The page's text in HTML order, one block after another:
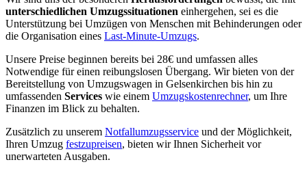
unterschiedlichen Umzugssituationen einhergehen, sei es die
Unterstützung bei Umzügen von Menschen mit Behinderungen oder
die Organisation eines Last-Minute-Umzugs.
Unsere Preise beginnen bereits bei 28€ und umfassen alles
Notwendige für einen reibungslosen Übergang. Wir bieten von der
Bereitstellung von Umzugswagen in Gelsenkirchen bis hin zu
umfassenden Services wie einem Umzugskostenrechner, um Ihre
Finanzen im Blick zu behalten.
Zusätzlich zu unserem Notfallumzugsservice und der Möglichkeit,
Ihren Umzug festzupreisen, bieten wir Ihnen Sicherheit vor
unerwarteten Ausgaben.